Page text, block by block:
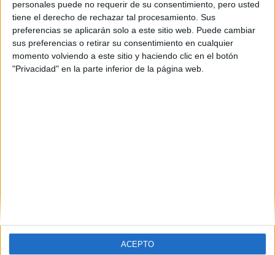
personales puede no requerir de su consentimiento, pero usted
tiene el derecho de rechazar tal procesamiento. Sus
preferencias se aplicarán solo a este sitio web. Puede cambiar
sus preferencias o retirar su consentimiento en cualquier
momento volviendo a este sitio y haciendo clic en el botón
"Privacidad" en la parte inferior de la página web.
ACEPTO
Girona(1)
Illes Balears(1)
Lleida(1)
Madrid
(8)
Ourense (1)
Pontevedra (1)